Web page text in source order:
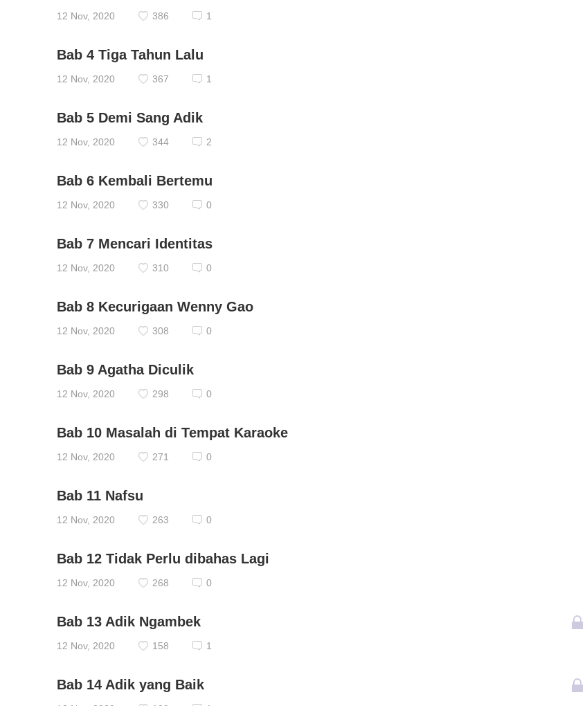
12 Nov, 2020 386 1
Bab 4 Tiga Tahun Lalu
12 Nov, 2020 367 1
Bab 5 Demi Sang Adik
12 Nov, 2020 344 2
Bab 6 Kembali Bertemu
12 Nov, 2020 330 0
Bab 7 Mencari Identitas
12 Nov, 2020 310 0
Bab 8 Kecurigaan Wenny Gao
12 Nov, 2020 308 0
Bab 9 Agatha Diculik
12 Nov, 2020 298 0
Bab 10 Masalah di Tempat Karaoke
12 Nov, 2020 271 0
Bab 11 Nafsu
12 Nov, 2020 263 0
Bab 12 Tidak Perlu dibahas Lagi
12 Nov, 2020 268 0
Bab 13 Adik Ngambek
12 Nov, 2020 158 1
Bab 14 Adik yang Baik